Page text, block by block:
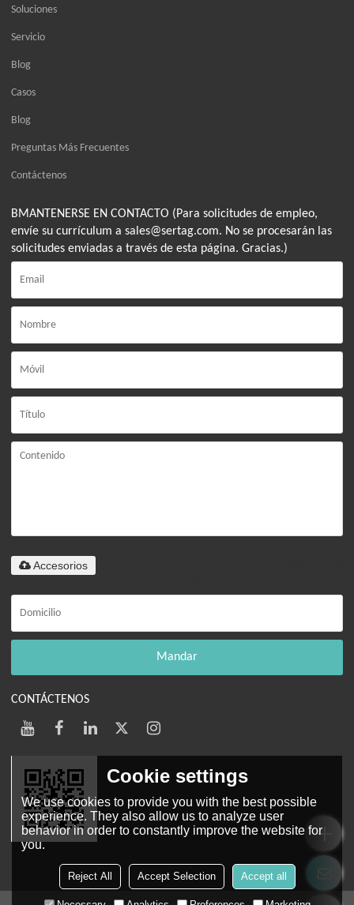
Soluciones
Servicio
Blog
Casos
Blog
Preguntas Más Frecuentes
Contáctenos
BMANTENERSE EN CONTACTO (Para solicitudes de empleo,
envíe su currículum a sales@sertag.com. No se procesarán las
solicitudes enviadas a través de esta página. Gracias.)
Accesorios
Mandar
CONTÁCTENOS
Web móvil
Cookie settings
We use cookies to provide you with the best possible
experience. They also allow us to analyze user
behavior in order to constantly improve the website for
you.
Reject All Accept Selection Accept all